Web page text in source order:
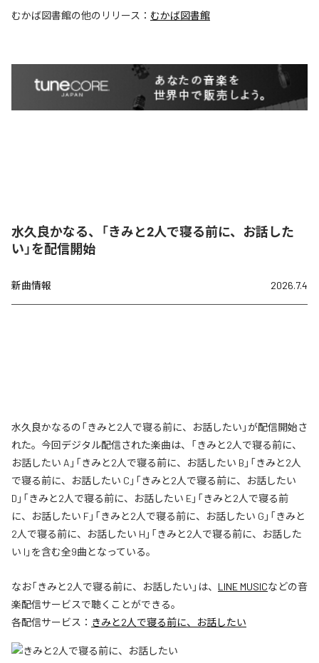
むかば図書館の他のリリース： むかば図書館
水久良かなる、「きみと2人で寝る前に、お話した
い」を配信開始
新曲情報 2026.7.4
水久良かなるの「きみと2人で寝る前に、お話したい」が配信開始さ
れた。今回デジタル配信された楽曲は、「きみと2人で寝る前に、
お話したい A」「きみと2人で寝る前に、お話したい B」「きみと2人
で寝る前に、お話したい C」「きみと2人で寝る前に、お話したい
D」「きみと2人で寝る前に、お話したい E」「きみと2人で寝る前
に、お話したい F」「きみと2人で寝る前に、お話したい G」「きみと
2人で寝る前に、お話したい H」「きみと2人で寝る前に、お話した
い I」を含む全9曲となっている。
なお「きみと2人で寝る前に、お話したい 」は、 LINE MUSICなどの音
楽配信サービスで聴くことができる。
各配信サービス： きみと2人で寝る前に、お話したい